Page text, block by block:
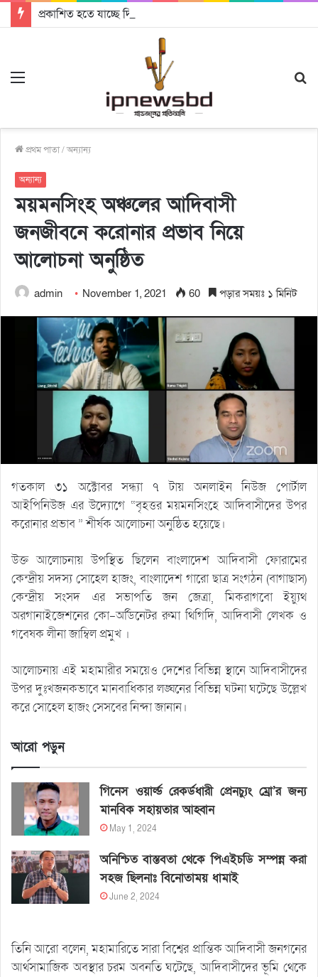
প্রকাশিত হতে যাচ্ছে দি রাবুগার নতুন গান ‘Baljanggi’
প্রথম পাতা/অন্যান্য
অন্যান্য
ময়মনসিংহ অঞ্চলের আদিবাসী
জনজীবনে করোনার প্রভাব নিয়ে
আলোচনা অনুষ্ঠিত
admin November 1, 2021 60 পড়ার সময়ঃ ১ মিনিট
গতকাল ৩১ অক্টোবর সন্ধ্যা ৭ টায় অনলাইন নিউজ পোর্টাল
আইপিনিউজ এর উদ্যোগে “বৃহত্তর ময়মনসিংহে আদিবাসীদের উপর
করোনার প্রভাব ” শীর্ষক আলোচনা অনুষ্ঠিত হয়েছে।
উক্ত আলোচনায় উপস্থিত ছিলেন বাংলাদেশ আদিবাসী ফোরামের
কেন্দ্রীয় সদস্য সোহেল হাজং, বাংলাদেশ গারো ছাত্র সংগঠন (বাগাছাস)
কেন্দ্রীয় সংসদ এর সভাপতি জন জেত্রা, মিকরাগবো ইয়্যুথ
অরগানাইজেশনের কো-অর্ডিনেটর রুমা থিগিদি, আদিবাসী লেখক ও
গবেষক লীনা জাম্বিল প্রমুখ ।
আলোচনায় এই মহামারীর সময়েও দেশের বিভিন্ন স্থানে আদিবাসীদের
উপর দুঃখজনকভাবে মানবাধিকার লঙ্ঘনের বিভিন্ন ঘটনা ঘটেছে উল্লেখ
করে সোহেল হাজং সেসবের নিন্দা জানান।
আরো পড়ুন
গিনেস ওয়ার্ল্ড রেকর্ডধারী প্রেনচ্যুং ম্রো’র জন্য
মানবিক সহায়তার আহ্বান
May 1, 2024
অনিশ্চিত বাস্তবতা থেকে পিএইচডি সম্পন্ন করা
সহজ ছিলনাঃ বিনোতাময় ধামাই
June 2, 2024
তিনি আরো বলেন, মহামারিতে সারা বিশ্বের প্রান্তিক আদিবাসী জনগনের
আর্থসামাজিক অবস্থার চরম অবনতি ঘটেছে, আদিবাসীদের ভূমি থেকে